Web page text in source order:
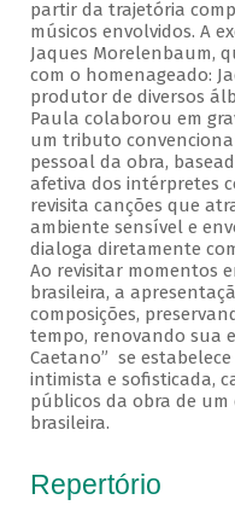
partir da trajetória
músicos envolvidos. A
Jaques Morelenbaum,
com o homenageado:
produtor de diversos
Paula colaborou em
um tributo
pessoal da obra,
afetiva dos intérpretes
revisita canções que
ambiente sensível e
dialoga diretamente
Ao revisitar momentos
brasileira, a
composições,
tempo, renovando sua
Caetano” se
intimista e sofisticada,
públicos da obra de um
brasileira.
Repertório